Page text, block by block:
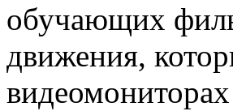
обучающих
движения,